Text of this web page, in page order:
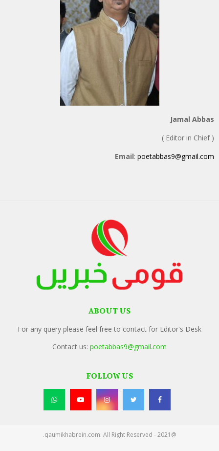
Jamal Abbas
( Editor in Chief )
Email: poetabbas9@gmail.com
ABOUT US
For any query please feel free to contact for Editor's Desk
Contact us: poetabbas9@gmail.com
FOLLOW US
@2021 - qaumikhabrein.com. All Right Reserved.